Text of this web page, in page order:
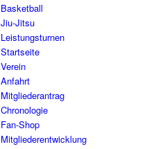
Basketball
Jiu-Jitsu
Leistungsturnen
Startseite
Verein
Anfahrt
Mitgliederantrag
Chronologie
Fan-Shop
Mitgliederentwicklung